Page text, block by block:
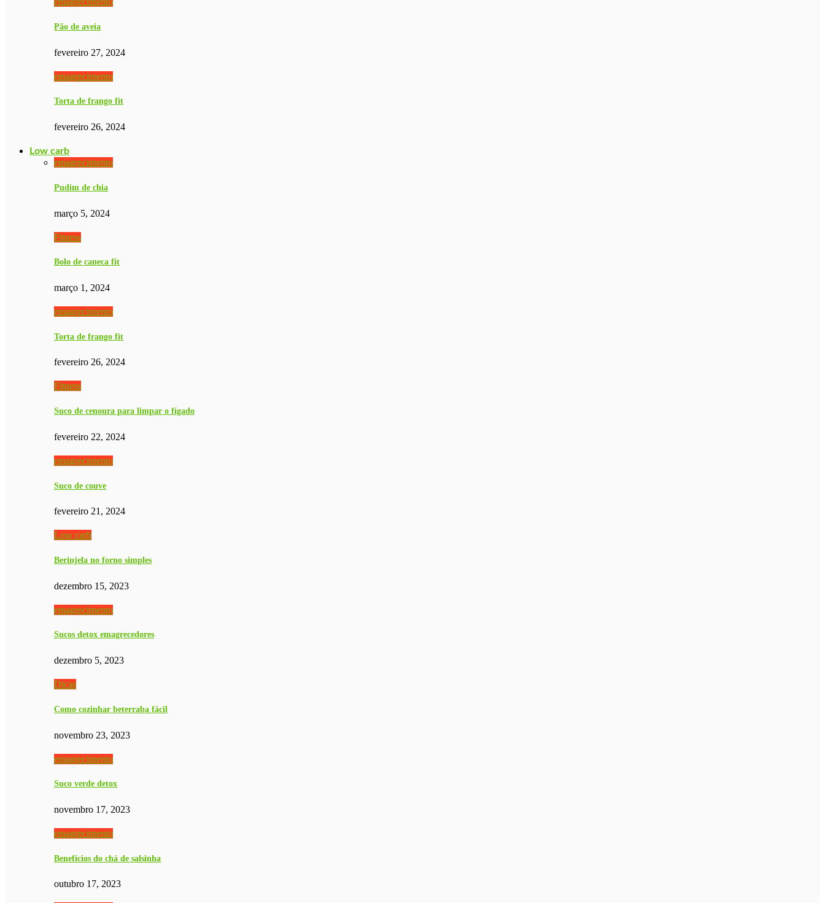
Pão de aveia
fevereiro 27, 2024
emagrecimento
Torta de frango fit
fevereiro 26, 2024
Low carb
emagrecimento
Pudim de chia
março 5, 2024
Fitness
Bolo de caneca fit
março 1, 2024
emagrecimento
Torta de frango fit
fevereiro 26, 2024
Fitness
Suco de cenoura para limpar o fígado
fevereiro 22, 2024
emagrecimento
Suco de couve
fevereiro 21, 2024
Low carb
Berinjela no forno simples
dezembro 15, 2023
emagrecimento
Sucos detox emagrecedores
dezembro 5, 2023
Dicas
Como cozinhar beterraba fácil
novembro 23, 2023
emagrecimento
Suco verde detox
novembro 17, 2023
emagrecimento
Benefícios do chá de salsinha
outubro 17, 2023